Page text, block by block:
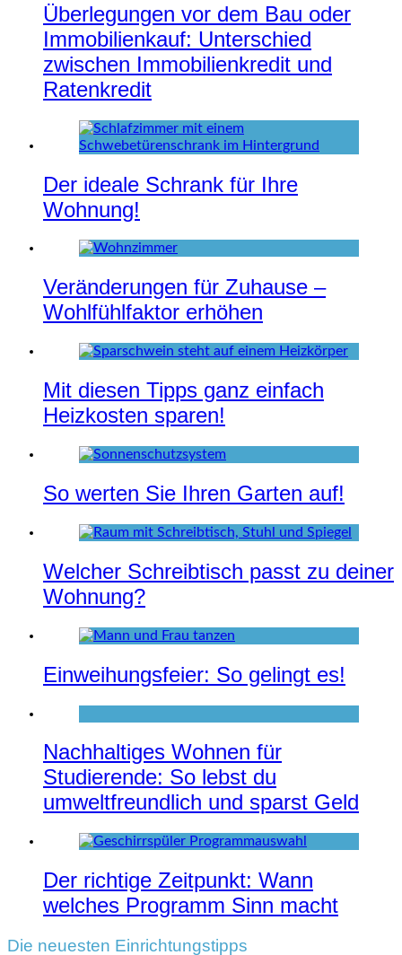
Überlegungen vor dem Bau oder
Immobilienkauf: Unterschied
zwischen Immobilienkredit und
Ratenkredit
Der ideale Schrank für Ihre
Wohnung!
Veränderungen für Zuhause –
Wohlfühlfaktor erhöhen
Mit diesen Tipps ganz einfach
Heizkosten sparen!
So werten Sie Ihren Garten auf!
Welcher Schreibtisch passt zu deiner
Wohnung?
Einweihungsfeier: So gelingt es!
Nachhaltiges Wohnen für
Studierende: So lebst du
umweltfreundlich und sparst Geld
Der richtige Zeitpunkt: Wann
welches Programm Sinn macht
Die neuesten Einrichtungstipps